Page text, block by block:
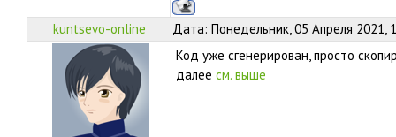
kuntsevo-online Дата: Понедельник, 05 Апреля 2021,
Код уже сгенерирован, просто
далее см. выше